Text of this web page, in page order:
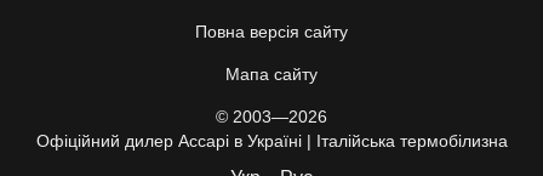
Повна версія сайту
Мапа сайту
© 2003—2026
Офіційний дилер Accapi в Україні | Італійська термобілизна